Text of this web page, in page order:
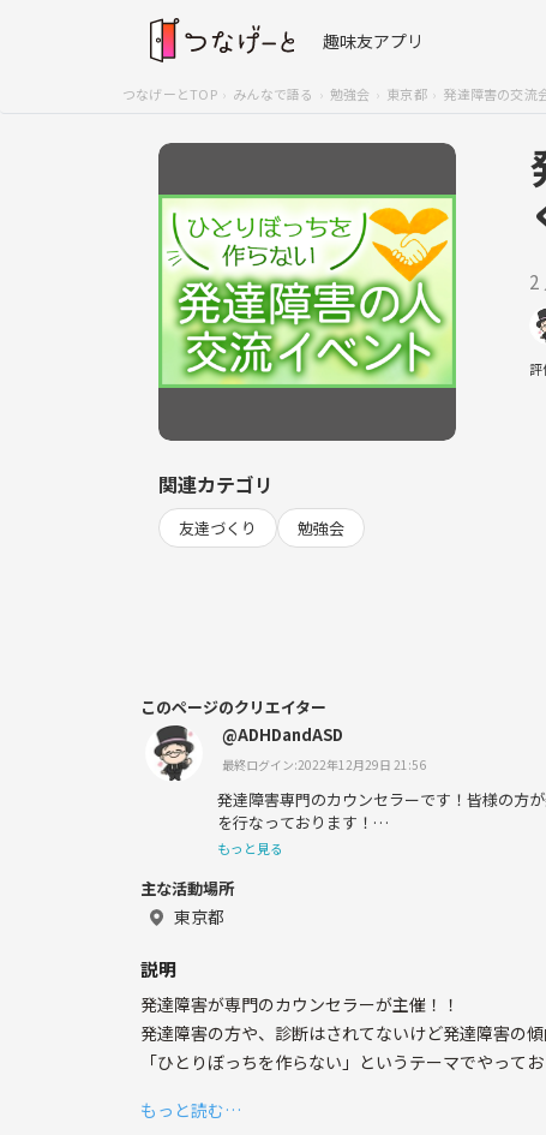
趣味友アプリ
つなげーとTOP みんなで語る 勉強会 東京都 発達障害の交流
2
評
関連カテゴリ
友達づくり 勉強会
このページのクリエイター
@ADHDandASD
最終ログイン:2022年12月29日 21:56
発達障害専門のカウンセラーです！皆様の方
を行なっております！
もっと見る
主な活動場所
東京都
説明
発達障害が専門のカウンセラーが主催！！
発達障害の方や、診断はされてないけど発達障害の
「ひとりぼっちを作らない」というテーマでやって
もっと読む…